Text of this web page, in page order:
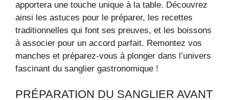
apportera une touche unique à la table. Découvrez
ainsi les astuces pour le préparer, les recettes
traditionnelles qui font ses preuves, et les boissons
à associer pour un accord parfait. Remontez vos
manches et préparez-vous à plonger dans l’univers
fascinant du sanglier gastronomique !
PRÉPARATION DU SANGLIER AVANT